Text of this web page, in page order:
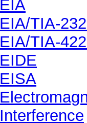
EIA
EIA/TIA-
EIA/TIA-
EIDE
EISA
Interference